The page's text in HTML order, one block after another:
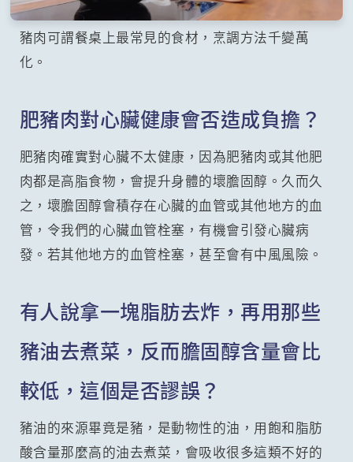
豬肉可謂餐桌上最常見的食材，烹調方法千變萬
化。
肥豬肉對心臟健康會否造成負擔？
肥豬肉確實對心臟不太健康，因為肥豬肉或其他肥
肉都是高脂食物，會提升身體的壞膽固醇。久而久
之，壞膽固醇會積存在心臟的血管或其他地方的血
管，令我們的心臟血管栓塞，有機會引發心臟病
發。若其他地方的血管栓塞，甚至會有中風風險。
有人說拿一塊脂肪去炸，再用那些
豬油去煮菜，反而膽固醇含量會比
較低，這個是否謬誤？
豬油的來源畢竟是豬，是動物性的油，用飽和脂肪
酸含量那麼高的油去煮菜，會吸收很多這類不好的